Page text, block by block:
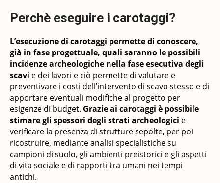
Perchè eseguire i carotaggi?
L’esecuzione di carotaggi permette di conoscere,
già in fase progettuale, quali saranno le possibili
incidenze archeologiche nella fase esecutiva degli
scavi e dei lavori e ciò permette di valutare e
preventivare i costi dell’intervento di scavo stesso e di
apportare eventuali modifiche al progetto per
esigenze di budget. Grazie ai carotaggi è possibile
stimare gli spessori degli strati archeologici e
verificare la presenza di strutture sepolte, per poi
ricostruire, mediante analisi specialistiche su
campioni di suolo, gli ambienti preistorici e gli aspetti
di vita sociale e di rapporti tra umani nei tempi
antichi.